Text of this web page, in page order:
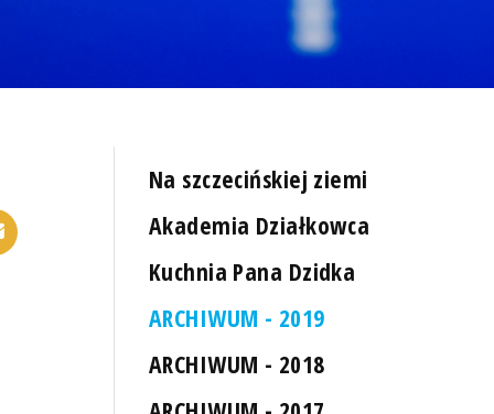
Na szczecińskiej ziemi
Akademia Działkowca
Kuchnia Pana Dzidka
ARCHIWUM - 2019
ARCHIWUM - 2018